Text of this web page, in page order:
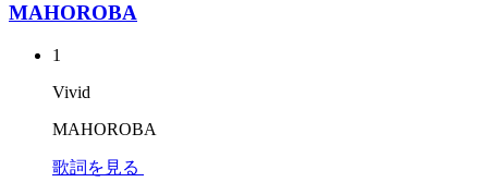
MAHOROBA
1
Vivid
MAHOROBA
歌詞を見る